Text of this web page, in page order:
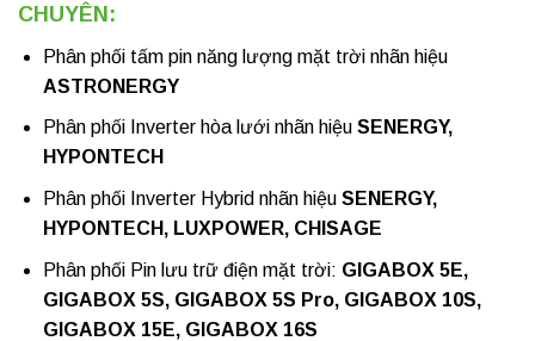
CHUYÊN:
Phân phối tấm pin năng lượng mặt trời nhãn hiệu
ASTRONERGY
Phân phối Inverter hòa lưới nhãn hiệu SENERGY,
HYPONTECH
Phân phối Inverter Hybrid nhãn hiệu SENERGY,
HYPONTECH, LUXPOWER, CHISAGE
Phân phối Pin lưu trữ điện mặt trời: GIGABOX 5E,
GIGABOX 5S, GIGABOX 5S Pro, GIGABOX 10S,
GIGABOX 15E, GIGABOX 16S